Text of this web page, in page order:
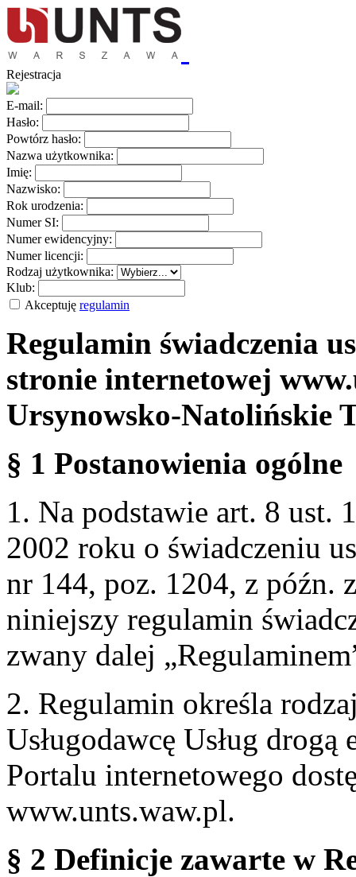
Rejestracja
E-mail:
Hasło:
Powtórz hasło:
Nazwa użytkownika:
Imię:
Nazwisko:
Rok urodzenia:
Numer SI:
Numer ewidencyjny:
Numer licencji:
Rodzaj użytkownika:
Klub:
Akceptuję regulamin
Regulamin świadczenia
stronie internetowej
Ursynowsko-Natolińskie
§ 1 Postanowienia ogólne
1. Na podstawie art. 8 ust.
2002 roku o świadczeniu
nr 144, poz. 1204, z późn.
niniejszy regulamin
zwany dalej
2. Regulamin określa
Usługodawcę Usług
Portalu internetowego
www.unts.waw.pl.
§ 2 Definicje zawarte w